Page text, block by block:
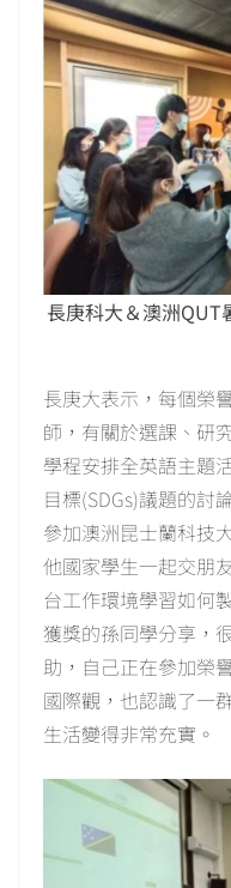
長庚科大＆澳洲QUT
長庚大表示，每個榮
師，有關於選課、研
學程安排全英語主題
目標(SDGs)議題的討
參加澳洲昆士蘭科技
他國家學生一起交朋
台工作環境學習如何
獲獎的孫同學分享，
助，自己正在參加榮
國際觀，也認識了一
生活變得非常充實。